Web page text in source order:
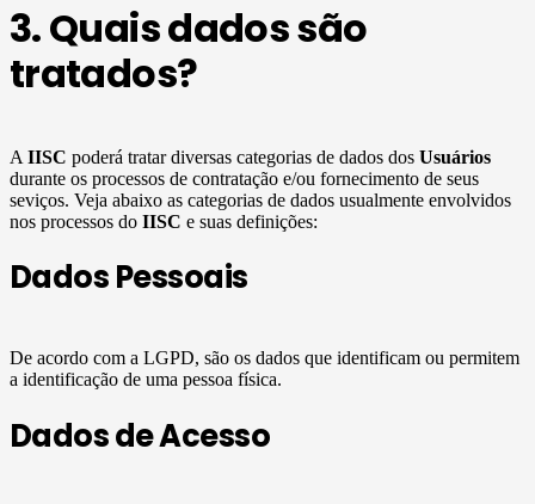
3. Quais dados são
tratados?
A IISC poderá tratar diversas categorias de dados dos Usuários
durante os processos de contratação e/ou fornecimento de seus
seviços. Veja abaixo as categorias de dados usualmente envolvidos
nos processos do IISC e suas definições:
Dados Pessoais
De acordo com a LGPD, são os dados que identificam ou permitem
a identificação de uma pessoa física.
Dados de Acesso